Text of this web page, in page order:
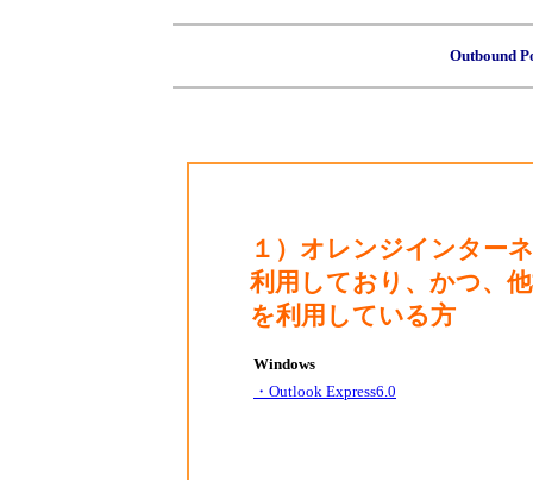
Outbound
１）オレンジインター
利用しており、かつ、
を利用している方
Windows
・Outlook Express6.0